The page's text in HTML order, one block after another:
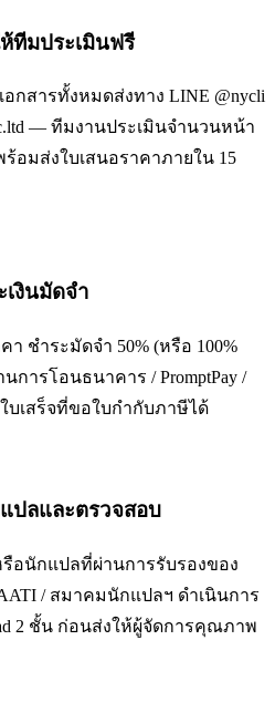
ทีมประเมินฟรี
อกสารทั้งหมดส่งทาง LINE @nycli
— ทีมงานประเมินจำนวนหน้า
อมส่งใบเสนอราคาภายใน 15
งินมัดจำ
ชำระมัดจำ 50% (หรือ 100%
การโอนธนาคาร / PromptPay /
บเสร็จที่ขอใบกำกับภาษีได้
ปลและตรวจสอบ
อนักแปลที่ผ่านการรับรองของ
/ สมาคมนักแปลฯ ดำเนินการ
2 ชั้น ก่อนส่งให้ผู้จัดการคุณภาพ